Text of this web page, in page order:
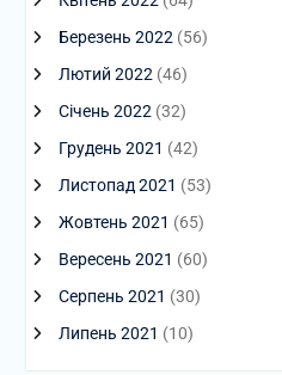
Березень 2022 (56)
Лютий 2022 (46)
Січень 2022 (32)
Грудень 2021 (42)
Листопад 2021 (53)
Жовтень 2021 (65)
Вересень 2021 (60)
Серпень 2021 (30)
Липень 2021 (10)